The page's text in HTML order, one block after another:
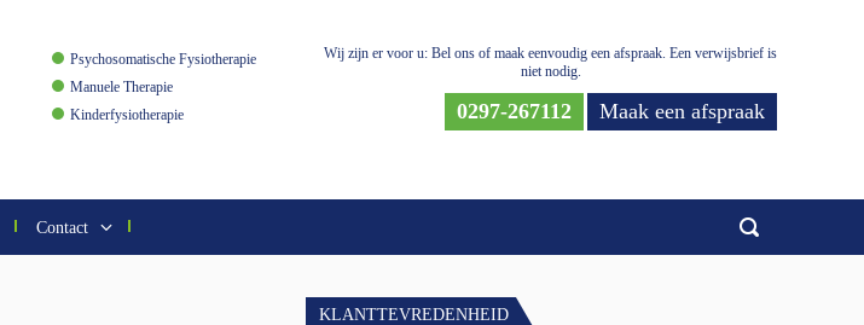
Psychosomatische Fysiotherapie
Manuele Therapie
Kinderfysiotherapie
Wij zijn er voor u: Bel ons of maak eenvoudig een afspraak. Een verwijsbrief is
niet nodig.
0297-267112 Maak een afspraak
Contact
KLANTTEVREDENHEID